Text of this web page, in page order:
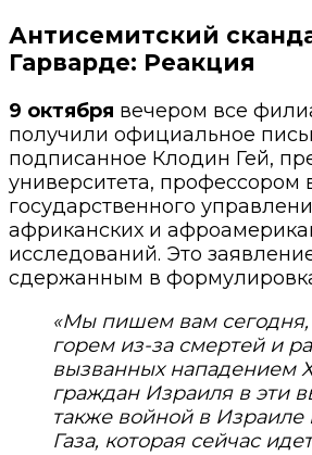
Антисемитский с
Гарварде: Реакция
9 октября вечером все
получили официальное
подписанное Клодин Гей,
университета, профессором
государственного
африканских и
исследований. Это
сдержанным в
«Мы пишем вам сегодня,
горем из-за смертей и
вызванных нападением
граждан Израиля в эти
также войной в Израиле
Газа, которая сейчас